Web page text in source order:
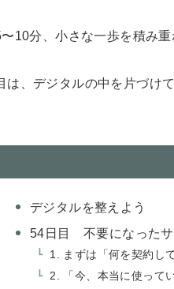
10分、小さな一歩を積み
は、デジタルの中を片づけて
デジタルを整えよう
54日目 不要になったサ
1. まずは「何を契約し
2. 「今、本当に使って